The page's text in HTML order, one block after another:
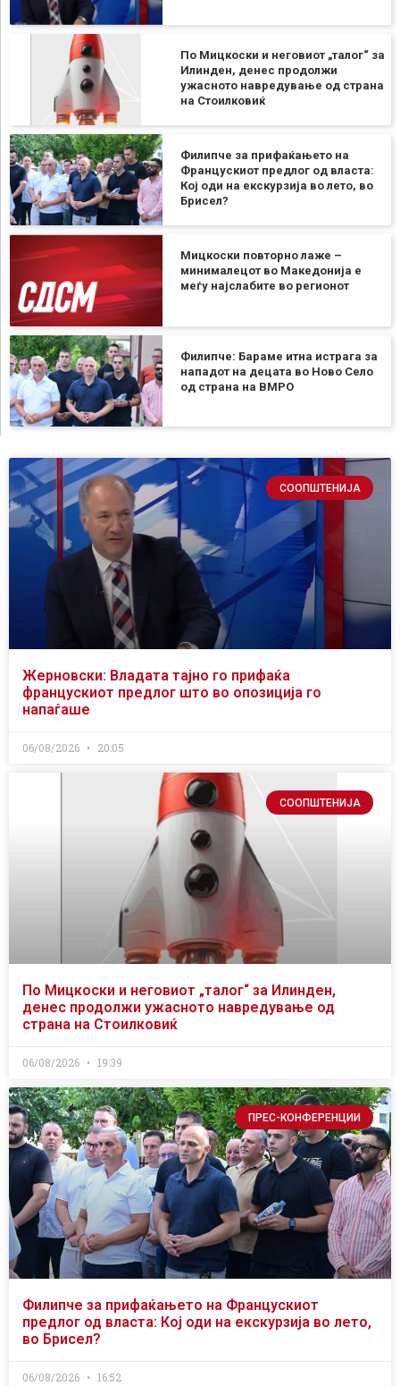
По Мицкоски и неговиот „талог“ за
Илинден, денес продолжи
ужасното навредување од страна
на Стоилковиќ
Филипче за прифаќањето на
Францускиот предлог од власта:
Кој оди на екскурзија во лето, во
Брисел?
Мицкоски повторно лаже –
минималецот во Македонија е
меѓу најслабите во регионот
Филипче: Бараме итна истрага за
нападот на децата во Ново Село
од страна на ВМРО
СООПШТЕНИЈА
Жерновски: Владата тајно го прифаќа
францускиот предлог што во опозиција го
напаѓаше
06/08/2026 20:05
СООПШТЕНИЈА
По Мицкоски и неговиот „талог“ за Илинден,
денес продолжи ужасното навредување од
страна на Стоилковиќ
06/08/2026 19:39
ПРЕС-КОНФЕРЕНЦИИ
Филипче за прифаќањето на Францускиот
предлог од власта: Кој оди на екскурзија во лето,
во Брисел?
06/08/2026 16:52